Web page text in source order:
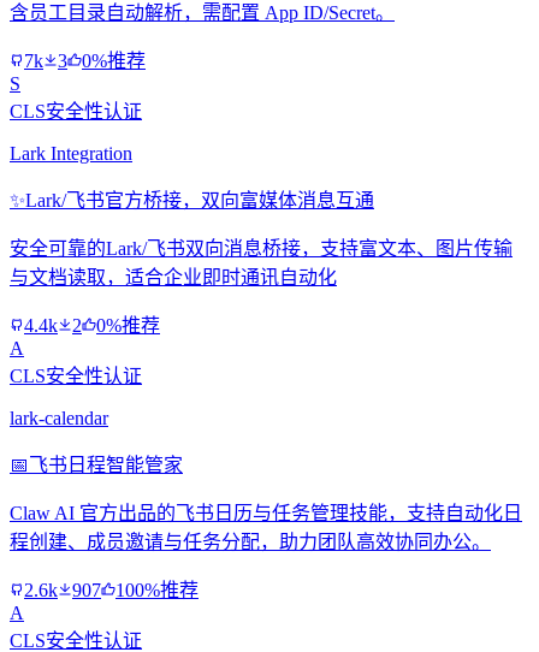
含员工目录自动解析，需配置 App ID/Secret。
7k 3
0%推荐
S
CLS安全性认证
Lark Integration
✨Lark/飞书官方桥接，双向富媒体消息互通
安全可靠的Lark/飞书双向消息桥接，支持富文本、图片传输
与文档读取，适合企业即时通讯自动化
4.4k 2
0%推荐
A
CLS安全性认证
lark-calendar
📅飞书日程智能管家
Claw AI 官方出品的飞书日历与任务管理技能，支持自动化日
程创建、成员邀请与任务分配，助力团队高效协同办公。
2.6k 907
100%推荐
A
CLS安全性认证